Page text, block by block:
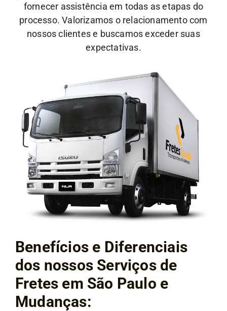
fornecer assistência em todas as etapas do
processo. Valorizamos o relacionamento com
nossos clientes e buscamos exceder suas
expectativas.
Benefícios e Diferenciais
dos nossos Serviços de
Fretes em São Paulo e
Mudanças: